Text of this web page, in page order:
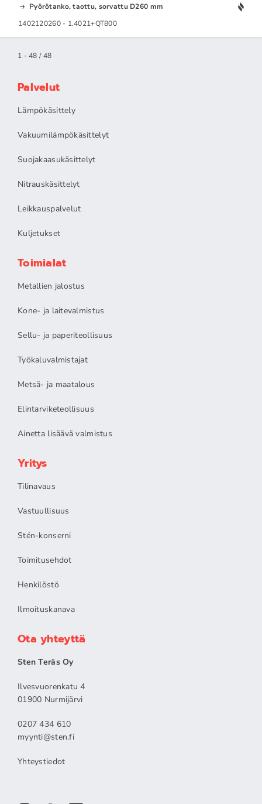
Pyörötanko, taottu, sorvattu D260 mm
1402120260 - 1.4021+QT800
1 - 48 / 48
Palvelut
Lämpökäsittely
Vakuumilämpökäsittelyt
Suojakaasukäsittelyt
Nitrauskäsittelyt
Leikkauspalvelut
Kuljetukset
Toimialat
Metallien jalostus
Kone- ja laitevalmistus
Sellu- ja paperiteollisuus
Työkaluvalmistajat
Metsä- ja maatalous
Elintarviketeollisuus
Ainetta lisäävä valmistus
Yritys
Tilinavaus
Vastuullisuus
Stén-konserni
Toimitusehdot
Henkilöstö
Ilmoituskanava
Ota yhteyttä
Sten Teräs Oy
Ilvesvuorenkatu 4
01900 Nurmijärvi
0207 434 610
myynti@sten.fi
Yhteystiedot